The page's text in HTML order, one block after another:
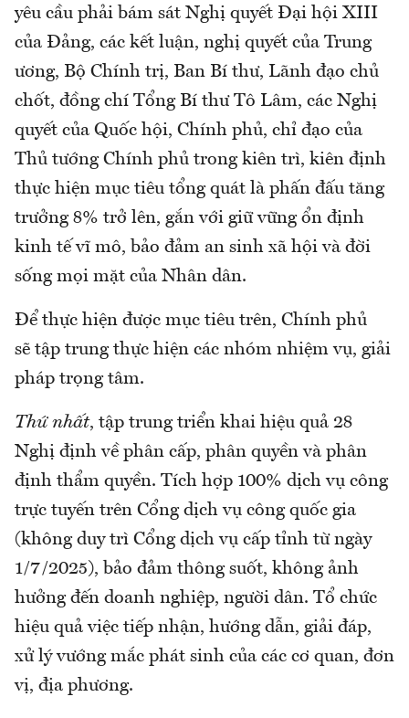
yêu cầu phải bám sát Nghị quyết Đại hội XIII
của Đảng, các kết luận, nghị quyết của Trung
ương, Bộ Chính trị, Ban Bí thư, Lãnh đạo chủ
chốt, đồng chí Tổng Bí thư Tô Lâm, các Nghị
quyết của Quốc hội, Chính phủ, chỉ đạo của
Thủ tướng Chính phủ trong kiên trì, kiên định
thực hiện mục tiêu tổng quát là phấn đấu tăng
trưởng 8% trở lên, gắn với giữ vững ổn định
kinh tế vĩ mô, bảo đảm an sinh xã hội và đời
sống mọi mặt của Nhân dân.
Để thực hiện được mục tiêu trên, Chính phủ
sẽ tập trung thực hiện các nhóm nhiệm vụ, giải
pháp trọng tâm.
Thứ nhất, tập trung triển khai hiệu quả 28
Nghị định về phân cấp, phân quyền và phân
định thẩm quyền. Tích hợp 100% dịch vụ công
trực tuyến trên Cổng dịch vụ công quốc gia
(không duy trì Cổng dịch vụ cấp tỉnh từ ngày
1/7/2025), bảo đảm thông suốt, không ảnh
hưởng đến doanh nghiệp, người dân. Tổ chức
hiệu quả việc tiếp nhận, hướng dẫn, giải đáp,
xử lý vướng mắc phát sinh của các cơ quan, đơn
vị, địa phương.